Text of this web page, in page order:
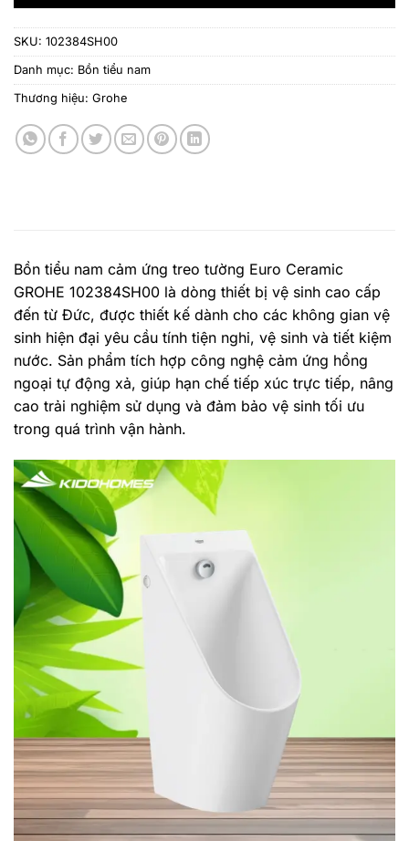
SKU: 102384SH00
Danh mục: Bồn tiểu nam
Thương hiệu: Grohe
Bồn tiểu nam cảm ứng treo tường Euro Ceramic
GROHE 102384SH00 là dòng thiết bị vệ sinh cao cấp
đến từ Đức, được thiết kế dành cho các không gian vệ
sinh hiện đại yêu cầu tính tiện nghi, vệ sinh và tiết kiệm
nước. Sản phẩm tích hợp công nghệ cảm ứng hồng
ngoại tự động xả, giúp hạn chế tiếp xúc trực tiếp, nâng
cao trải nghiệm sử dụng và đảm bảo vệ sinh tối ưu
trong quá trình vận hành.